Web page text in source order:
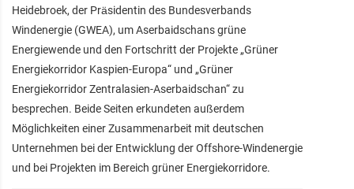
Heidebroek, der Präsidentin des Bundesverbands
Windenergie (GWEA), um Aserbaidschans grüne
Energiewende und den Fortschritt der Projekte „Grüner
Energiekorridor Kaspien-Europa“ und „Grüner
Energiekorridor Zentralasien-Aserbaidschan“ zu
besprechen. Beide Seiten erkundeten außerdem
Möglichkeiten einer Zusammenarbeit mit deutschen
Unternehmen bei der Entwicklung der Offshore-Windenergie
und bei Projekten im Bereich grüner Energiekorridore.